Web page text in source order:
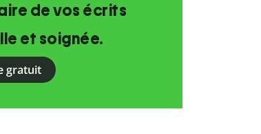
de vos écrits
et soignée.
gratuit